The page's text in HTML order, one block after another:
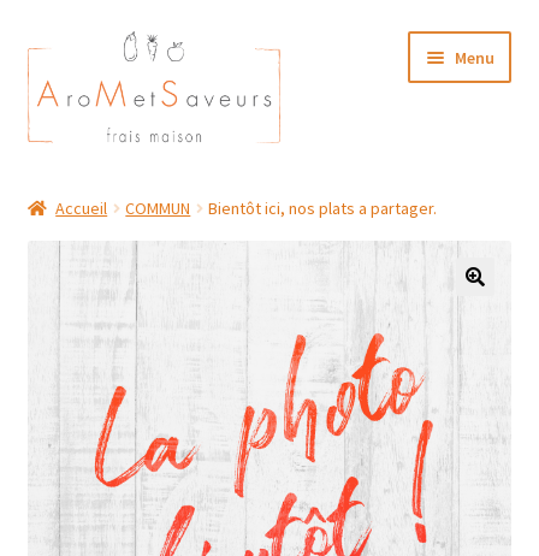
Aller
à
la
navigation
Aller
au
contenu
Menu
Plat du Jour/ Menu Week end
NOS BOUTIQUES
Accueil COMMUN Bientôt ici, nos plats a partager.